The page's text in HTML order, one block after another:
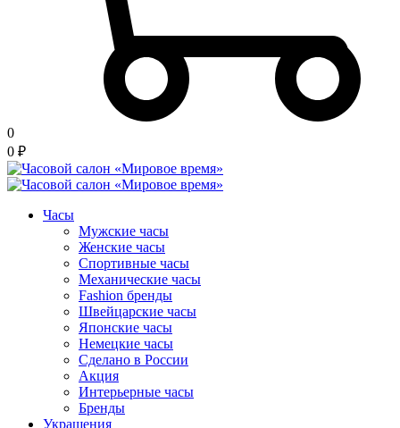
0
0 ₽
Часы
Мужские часы
Женские часы
Спортивные часы
Механические часы
Fashion бренды
Швейцарские часы
Японские часы
Немецкие часы
Сделано в России
Акция
Интерьерные часы
Бренды
Украшения